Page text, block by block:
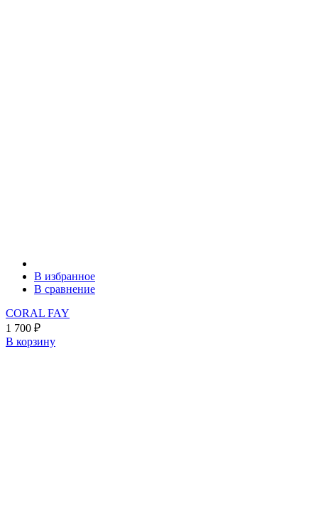
В избранное
В сравнение
CORAL FAY
1 700 ₽
В корзину